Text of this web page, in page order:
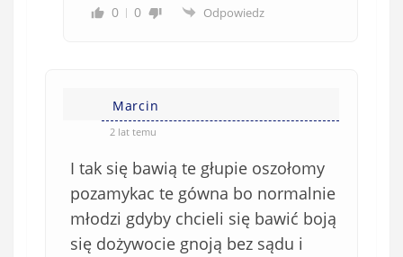
0
0 Odpowiedz
Marcin
2 lat temu
I tak się bawią te głupie oszołomy
pozamykac te gówna bo normalnie
młodzi gdyby chcieli się bawić boją
się dożywocie gnoją bez sądu i